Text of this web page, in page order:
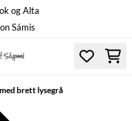
og Alta
Sámis
brett lysegrå